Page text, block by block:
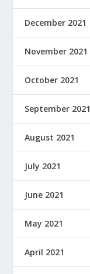
December 2021
November 2021
October 2021
September 2021
August 2021
July 2021
June 2021
May 2021
April 2021